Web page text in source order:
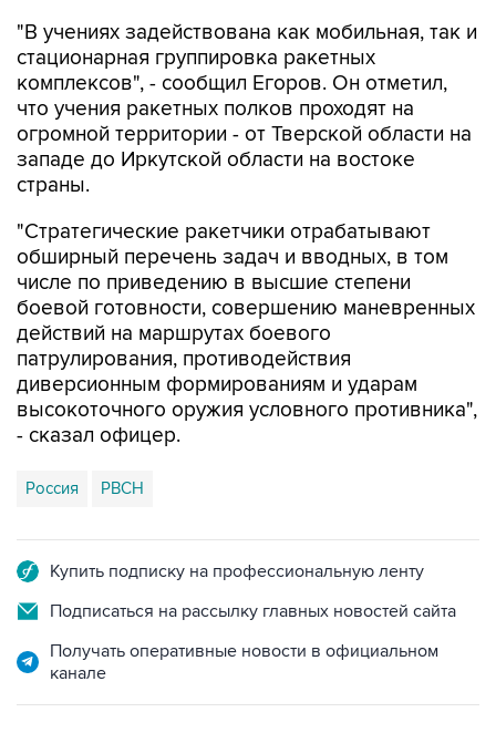
"В учениях задействована как мобильная, так и
стационарная группировка ракетных
комплексов", - сообщил Егоров. Он отметил,
что учения ракетных полков проходят на
огромной территории - от Тверской области на
западе до Иркутской области на востоке
страны.
"Стратегические ракетчики отрабатывают
обширный перечень задач и вводных, в том
числе по приведению в высшие степени
боевой готовности, совершению маневренных
действий на маршрутах боевого
патрулирования, противодействия
диверсионным формированиям и ударам
высокоточного оружия условного противника",
- сказал офицер.
Россия РВСН
Купить подписку на профессиональную ленту
Подписаться на рассылку главных новостей сайта
Получать оперативные новости в официальном
канале